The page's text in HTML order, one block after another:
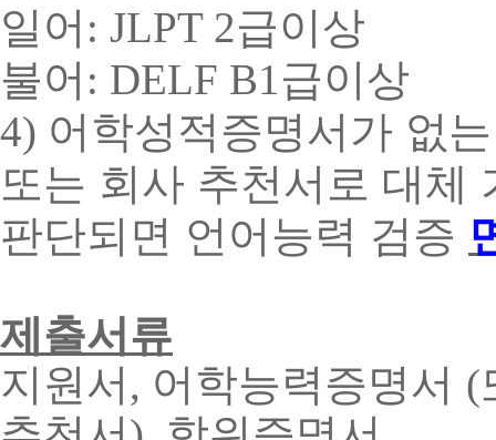
일어 : JLPT 2급이상
불어 : DELF B1급이상
4) 어학성적증명서가 없
또는 회사 추천서로 대체
판단되면 언어능력 검증
제출서류
지원서, 어학능력증명서 (